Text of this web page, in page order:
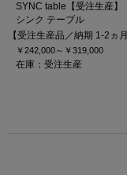
SYNC table【受注生産】
シンク テーブル
【受注生産品／納期 1-2ヵ月
￥242,000～ ￥319,000
在庫：受注生産